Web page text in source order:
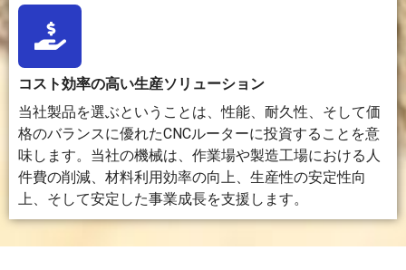
ワ
ー
ク
ス
ペ
ー
ス
の
機械の操
作、シー
トの装
填、集
塵、完成
品の保管
に十分な
スペース
通常、
強固な
基礎
と、よ
り厳密
に管理
された
加工環
換気、排
煙、防
火、およ
びレーザ
ー安全対
策が必要
です。
プリンター
のサイズや
用紙の種類
にもよりま
が少なくて
済みます。
コスト効率の高い生産ソリューション
当社製品を選ぶということは、性能、耐久性、そして価
格のバランスに優れたCNCルーターに投資することを意
味します。当社の機械は、作業場や製造工場における人
件費の削減、材料利用効率の向上、生産性の安定性向
上、そして安定した事業成長を支援します。